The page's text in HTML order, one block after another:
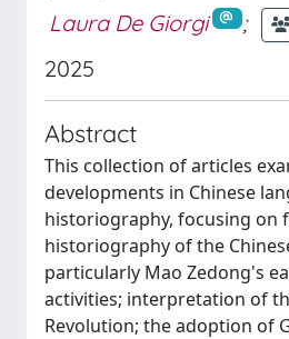
Laura De Giorgi
;
2025
Abstract
This collection of articles
developments in Chinese
historiography, focusing on
historiography of the
particularly Mao Zedong's
activities; interpretation of
Revolution; the adoption of